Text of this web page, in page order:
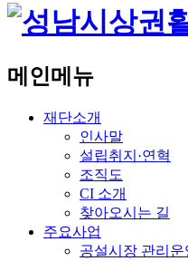
메인메뉴
재단소개
인사말
설립취지·연혁
조직도
CI 소개
찾아오시는 길
주요사업
공설시장 관리운